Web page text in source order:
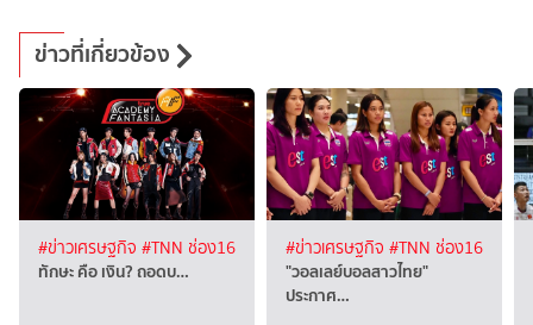
ข่าวที่เกี่ยวข้อง
#ข่าวเศรษฐกิจ #TNN ช่อง16
ทักษะ คือ เงิน? ถอดบ…
#ข่าวเศรษฐกิจ #TNN ช่อง16
"วอลเลย์บอลสาวไทย"
ประกาศ…